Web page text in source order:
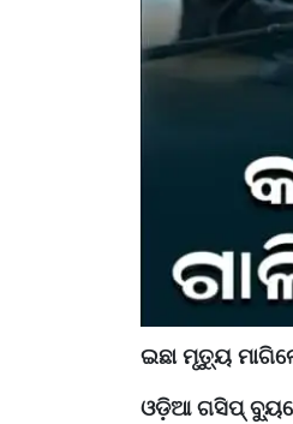
ଇଛା ମୃତ୍ୟୁ
ଓଡ଼ିଆ ଗସିପ୍